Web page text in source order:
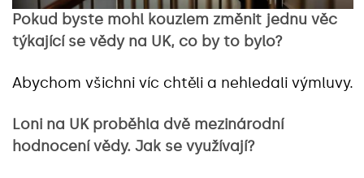
Pokud byste mohl kouzlem změnit jednu věc
týkající se vědy na UK, co by to bylo?
Abychom všichni víc chtěli a nehledali výmluvy.
Loni na UK proběhla dvě mezinárodní
hodnocení vědy. Jak se využívají?